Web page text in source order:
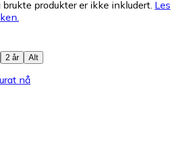
produkter er ikke inkludert. Les
2 år Alt
nå